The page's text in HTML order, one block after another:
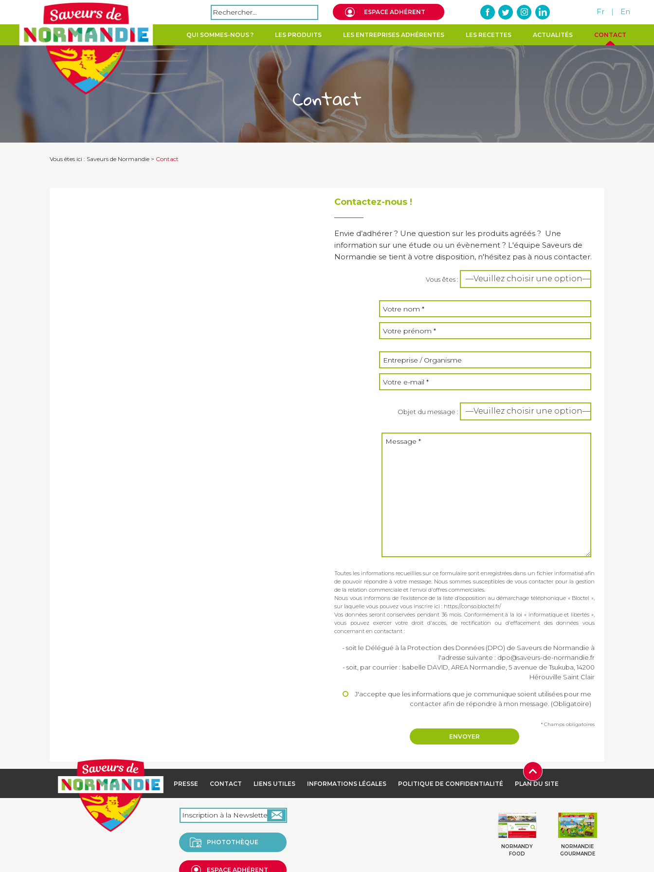
Rechercher : ESPACE ADHÉRENT Fr | En
QUI SOMMES-NOUS ? LES PRODUITS LES ENTREPRISES ADHÉRENTES LES RECETTES ACTUALITÉS CONTACT
Contact
Vous êtes ici : Saveurs de Normandie > Contact
Contactez-nous !
Envie d’adhérer ? Une question sur les produits agréés ? Une
information sur une étude ou un évènement ? L'équipe Saveurs de
Normandie se tient à votre disposition, n'hésitez pas à nous contacter.
Vous êtes :
Objet du message :
Toutes les informations recueillies sur ce formulaire sont enregistrées dans un fichier informatisé afin
de pouvoir répondre à votre message. Nous sommes susceptibles de vous contacter pour la gestion
de la relation commerciale et l'envoi d'offres commerciales.
Nous vous informons de l’existence de la liste d’opposition au démarchage téléphonique « Bloctel »,
sur laquelle vous pouvez vous inscrire ici : https://conso.bloctel.fr/
Vos données seront conservées pendant 36 mois. Conformément à la loi « informatique et libertés »,
vous pouvez exercer votre droit d'accès, de rectification ou d'effacement des données vous
concernant en contactant :
- soit le Délégué à la Protection des Données (DPO) de Saveurs de Normandie à
l'adresse suivante : dpo@saveurs-de-normandie.fr
- soit, par courrier : Isabelle DAVID, AREA Normandie, 5 avenue de Tsukuba, 14200
Hérouville Saint Clair
J'accepte que les informations que je communique soient utilisées pour me
contacter afin de répondre à mon message. (Obligatoire)
* Champs obligatoires
PRESSE CONTACT LIENS UTILES INFORMATIONS LÉGALES POLITIQUE DE CONFIDENTIALITÉ PLAN DU SITE
PHOTOTHÈQUE
ESPACE ADHÉRENT
NORMANDY
FOOD
NORMANDIE
GOURMANDE
Panneau de gestion des cookies